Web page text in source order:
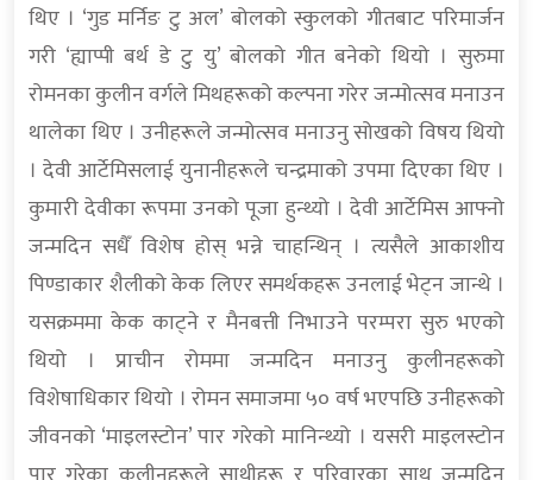
थिए । ‘गुड मर्निङ टु अल’ बोलको स्कुलको गीतबाट परिमार्जन
गरी ‘ह्याप्पी बर्थ डे टु यु’ बोलको गीत बनेको थियो । सुरुमा
रोमनका कुलीन वर्गले मिथहरूको कल्पना गरेर जन्मोत्सव मनाउन
थालेका थिए । उनीहरूले जन्मोत्सव मनाउनु सोखको विषय थियो
। देवी आर्टेमिसलाई युनानीहरूले चन्द्रमाको उपमा दिएका थिए ।
कुमारी देवीका रूपमा उनको पूजा हुन्थ्यो । देवी आर्टेमिस आफ्नो
जन्मदिन सधैँ विशेष होस् भन्ने चाहन्थिन् । त्यसैले आकाशीय
पिण्डाकार शैलीको केक लिएर समर्थकहरू उनलाई भेट्न जान्थे ।
यसक्रममा केक काट्ने र मैनबत्ती निभाउने परम्परा सुरु भएको
थियो । प्राचीन रोममा जन्मदिन मनाउनु कुलीनहरूको
विशेषाधिकार थियो । रोमन समाजमा ५० वर्ष भएपछि उनीहरूको
जीवनको ‘माइलस्टोन’ पार गरेको मानिन्थ्यो । यसरी माइलस्टोन